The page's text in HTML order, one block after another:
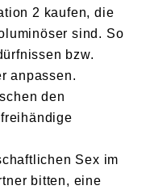
2 kaufen, die
sind. So
bzw.
anpassen.
den
Sex im
bitten, eine